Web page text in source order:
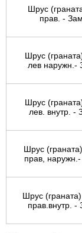
Шрус
прав. -
Шрус
лев наружн.-
Шрус
лев. внутр. -
Шрус
прав,
Шрус
прав.внутр. -